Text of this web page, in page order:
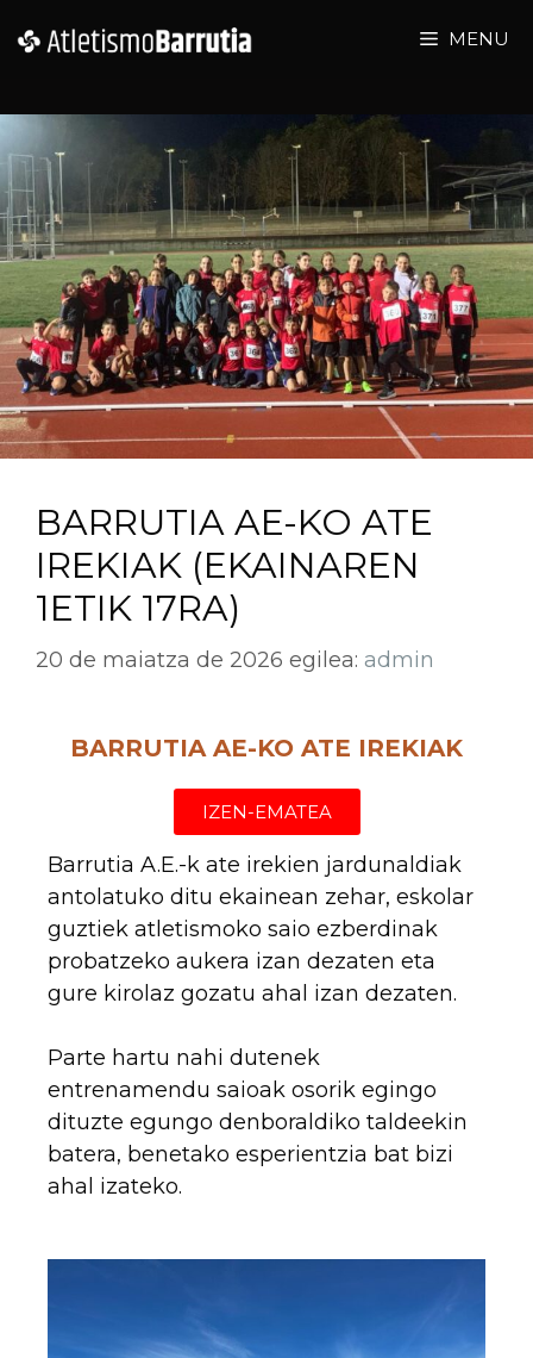
MENU
BARRUTIA AE-KO ATE
IREKIAK (EKAINAREN
1ETIK 17RA)
20 de maiatza de 2026 egilea: admin
BARRUTIA AE-KO ATE IREKIAK
IZEN-EMATEA
Barrutia A.E.-k ate irekien jardunaldiak
antolatuko ditu ekainean zehar, eskolar
guztiek atletismoko saio ezberdinak
probatzeko aukera izan dezaten eta
gure kirolaz gozatu ahal izan dezaten.
Parte hartu nahi dutenek
entrenamendu saioak osorik egingo
dituzte egungo denboraldiko taldeekin
batera, benetako esperientzia bat bizi
ahal izateko.